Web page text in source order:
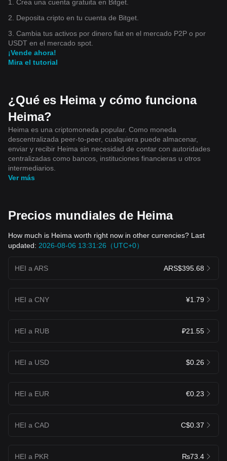
1. Crea una cuenta gratuita en Bitget.
2. Deposita cripto en tu cuenta de Bitget.
3. Cambia tus activos por dinero fiat en el mercado P2P o por
USDT en el mercado spot.
¡Vende ahora!
Mira el tutorial
¿Qué es Heima y cómo funciona
Heima?
Heima es una criptomoneda popular. Como moneda
descentralizada peer-to-peer, cualquiera puede almacenar,
enviar y recibir Heima sin necesidad de contar con autoridades
centralizadas como bancos, instituciones financieras u otros
intermediarios.
Ver más
Precios mundiales de Heima
How much is Heima worth right now in other currencies? Last
updated: 2026-08-06 13:31:26（UTC+0）
HEI a ARS ARS$395.68
HEI a CNY ¥1.79
HEI a RUB ₽21.55
HEI a USD $0.26
HEI a EUR €0.23
HEI a CAD C$0.37
HEI a PKR ₨73.4